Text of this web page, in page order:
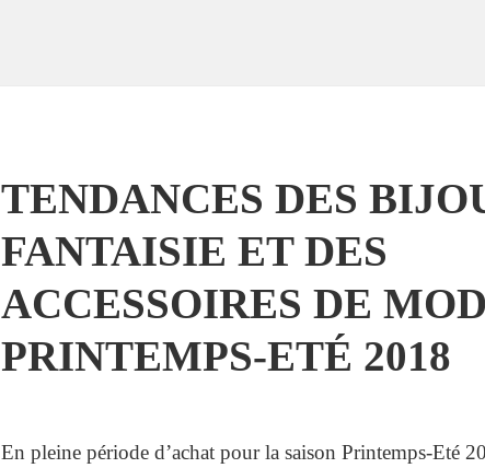
TENDANCES DES
FANTAISIE ET DES
ACCESSOIRES DE
PRINTEMPS-ETÉ 2018
En pleine période d’achat pour la saison Printemps-Eté